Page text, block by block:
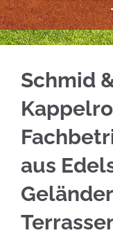
Schmid
aus